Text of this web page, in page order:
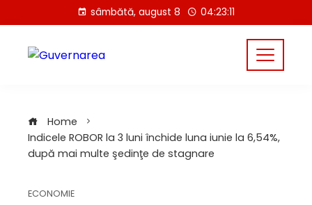
to
content
sâmbătă, august 8 04:23:11
Home
Indicele ROBOR la 3 luni închide luna iunie la 6,54%,
după mai multe şedinţe de stagnare
ECONOMIE